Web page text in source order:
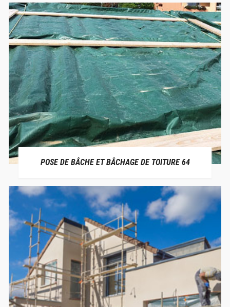
POSE DE BÂCHE ET BÂCHAGE DE TOITURE 64